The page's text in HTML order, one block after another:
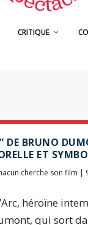
CRITIQUE
DE BRUNO
ET
cherche son film |
héroïne
qui sort